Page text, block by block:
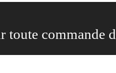
toute commande